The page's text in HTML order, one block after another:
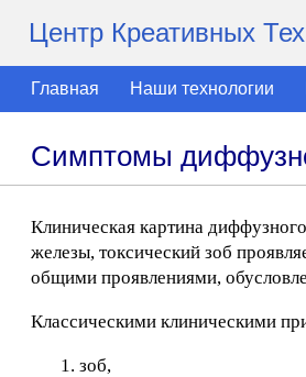
Центр Креативных
Главная Наши технологии
Симптомы
Клиническая картина
железы, токсический зоб
общими проявлениями,
Классическими клиническими
зоб,